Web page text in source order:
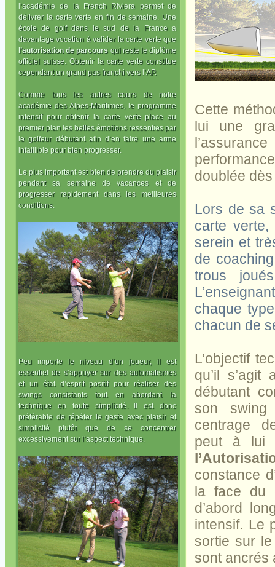
l’académie de la French Riviera permet de
délivrer la carte verte en fin de semaine. Une
école de golf dans le sud de la France a
davantage vocation à valider la carte verte que
l’autorisation de parcours qui reste le diplôme
officiel suisse. Obtenir la carte verte constitue
cependant un grand pas franchi vers l’AP.
Comme tous les autres cours de notre
académie des Alpes-Maritimes, le programme
intensif pour obtenir la carte verte place au
premier plan les belles émotions ressenties par
le golfeur débutant afin d’en faire une arme
infaillible pour bien progresser.
Le plus important est bien de prendre du plaisir
pendant sa semaine de vacances et de
progresser rapidement dans les meilleures
conditions.
Peu importe le niveau d’un joueur, il est
essentiel de s’appuyer sur des automatismes
et un état d’esprit positif pour réaliser des
swings consistants tout en abordant la
technique en toute simplicité. Il est donc
préférable de répéter le geste avec plaisir et
simplicité plutôt que de se concentrer
excessivement sur l’aspect technique.
Cette
lui une
doublée
Lors de sa
carte
serein et
de
trous
chaque
chacun de
L’objectif
qu’il
débutant
son swing
centrage
peut à lui
constance
la face du
d’abord
intensif. Le
sortie sur
sont ancrés